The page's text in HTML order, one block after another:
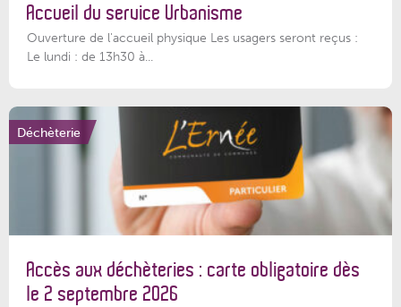
Accueil du service Urbanisme
Ouverture de l'accueil physique Les usagers seront reçus :
Le lundi : de 13h30 à...
Déchèterie
Accès aux déchèteries : carte obligatoire dès
le 2 septembre 2026